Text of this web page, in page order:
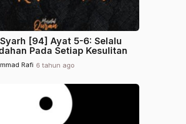
[94] Ayat 5-6: Selalu
Pada Setiap Kesulitan
Rafi 6 tahun ago
a